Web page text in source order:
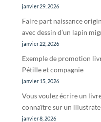
janvier 29, 2026
Faire part naissance
avec dessin d’un lapin
janvier 22, 2026
Exemple de promotion
Pétille et compagnie
janvier 15, 2026
Vous voulez écrire un
connaître sur un
janvier 8, 2026